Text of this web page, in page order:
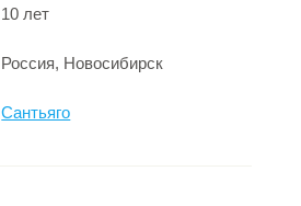
10 лет
Россия, Новосибирск
Сантьяго